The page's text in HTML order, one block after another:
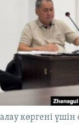
көргені үшін